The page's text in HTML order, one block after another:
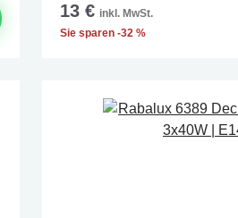
13 € inkl. MwSt.
Sie sparen -32 %